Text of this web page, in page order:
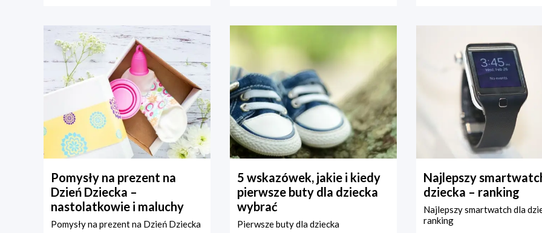
Pomysły na prezent na
Dzień Dziecka –
nastolatkowie i maluchy
Pomysły na prezent na Dzień Dziecka
5 wskazówek, jakie i kiedy
pierwsze buty dla dziecka
wybrać
Pierwsze buty dla dziecka
Najlepszy
dziecka – ranking
Najlepszy smartwatch dla
ranking